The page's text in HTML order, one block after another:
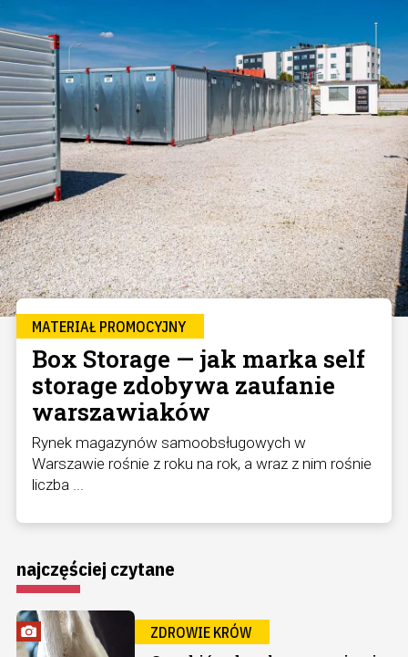
MATERIAŁ PROMOCYJNY
Box Storage — jak marka self
storage zdobywa zaufanie
warszawiaków
Rynek magazynów samoobsługowych w
Warszawie rośnie z roku na rok, a wraz z nim rośnie
liczba ...
najczęściej czytane
ZDROWIE KRÓW